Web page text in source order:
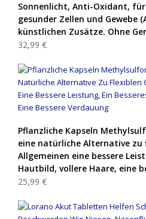
Sonnenlicht, Anti-Oxidant,
gesunder Zellen und Gewebe
künstlichen Zusätze. Ohne
32,99 €
Pflanzliche Kapseln
eine natürliche Alternative zu
Allgemeinen eine bessere
Hautbild, vollere Haare, eine
25,99 €